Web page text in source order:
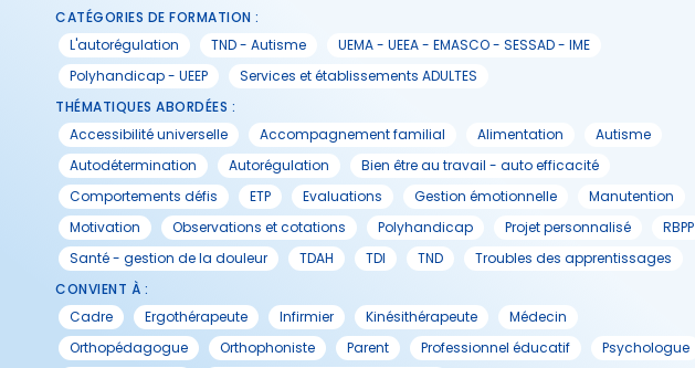
CATÉGORIES DE FORMATION :
L'autorégulation
TND - Autisme
UEMA - UEEA - EMASCO - SESSAD - IME
Polyhandicap - UEEP
Services et établissements ADULTES
THÉMATIQUES ABORDÉES :
Accessibilité universelle
Accompagnement familial Alimentation
Autisme
Autodétermination
Autorégulation
Bien être au travail - auto efficacité
Comportements défis
ETP Evaluations Gestion émotionnelle
Manutention
Motivation
Observations et cotations Polyhandicap Projet personnalisé
RBPP
Santé - gestion de la douleur
TDAH TDI TND
Troubles des apprentissages
CONVIENT À :
Cadre
Ergothérapeute Infirmier Kinésithérapeute
Médecin
Orthopédagogue
Orthophoniste Parent Professionnel éducatif
Psychologue